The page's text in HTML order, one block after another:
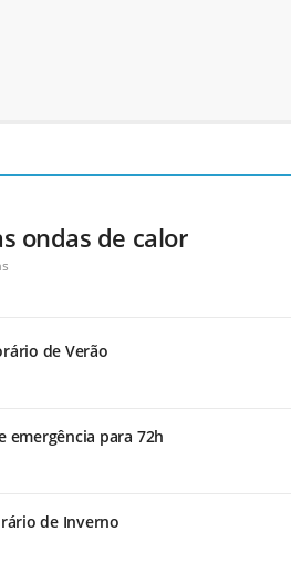
ondas de calor
de Verão
emergência para 72h
de Inverno